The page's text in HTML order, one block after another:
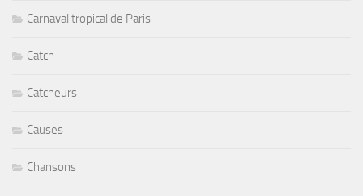
Carnaval tropical de Paris
Catch
Catcheurs
Causes
Chansons